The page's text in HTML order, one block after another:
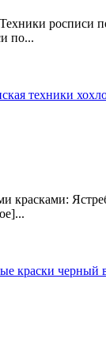
росписи по
по...
техники
красками:
краски черный